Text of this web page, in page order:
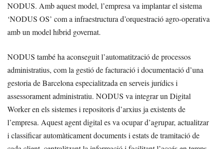
NODUS. Amb aquest model, l’empresa va implantar el sistema
‘NODUS OS’ com a infraestructura d’orquestració agro-operativa
amb un model híbrid governat.
NODUS també ha aconseguit l’automatització de processos
administratius, com la gestió de facturació i documentació d’una
gestoria de Barcelona especialitzada en serveis jurídics i
assessorament administratiu. NODUS va integrar un Digital
Worker en els sistemes i repositoris d’arxius ja existents de
l’empresa. Aquest agent digital es va ocupar d’agrupar, actualitzar
i classificar automàticament documents i estats de tramitació de